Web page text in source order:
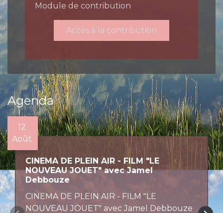
Module de contribution
Accès à la contribution
Agenda
12
Août
CINEMA DE PLEIN AIR - FILM "LE
NOUVEAU JOUET" avec Jamel
Debbouze
CINEMA DE PLEIN AIR - FILM "LE
NOUVEAU JOUET" avec Jamel Debbouze